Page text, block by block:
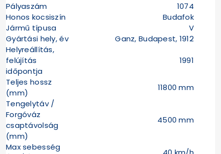
Pályaszám
1074
Honos kocsiszín
Budafok
Jármű típusa
V
Gyártási hely, év
Ganz, Budapest, 1912
Helyreállítás,
felújítás
időpontja
1991
Teljes hossz
(mm)
11800 mm
Tengelytáv /
Forgóváz
csaptávolság
(mm)
4500 mm
Max sebesség